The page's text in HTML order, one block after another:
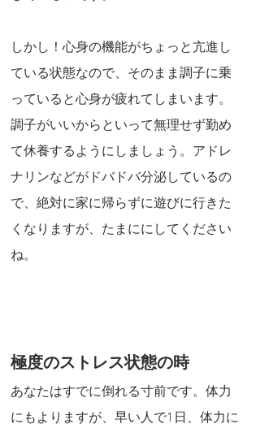
しかし！心身の機能がちょっと亢進し
ている状態なので、そのまま調子に乗
っていると心身が疲れてしまいます。
調子がいいからといって無理せず勤め
て休養するようにしましょう。アドレ
ナリンなどがドバドバ分泌しているの
で、絶対に家に帰らずに遊びに行きた
くなりますが、たまににしてください
ね。
極度のストレス状態の時
あなたはすでに倒れる寸前です。体力
にもよりますが、早い人で1日、体力に